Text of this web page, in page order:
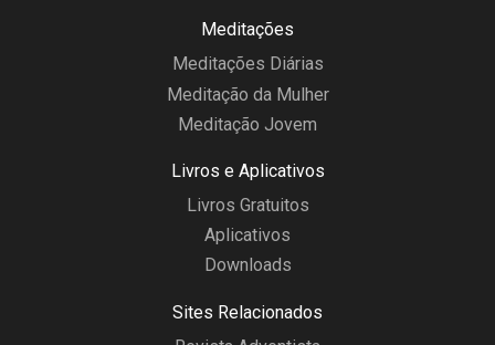
Meditações
Meditações Diárias
Meditação da Mulher
Meditação Jovem
Livros e Aplicativos
Livros Gratuitos
Aplicativos
Downloads
Sites Relacionados